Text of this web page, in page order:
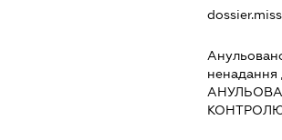
ненадання